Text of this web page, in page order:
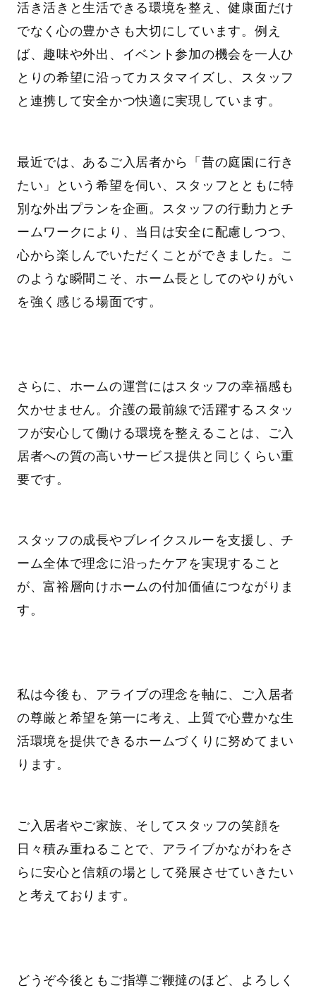
活き活きと生活できる環境を整え、健康面だけ
でなく心の豊かさも大切にしています。例え
ば、趣味や外出、イベント参加の機会を一人ひ
とりの希望に沿ってカスタマイズし、スタッフ
と連携して安全かつ快適に実現しています。
最近では、あるご入居者から「昔の庭園に行き
たい」という希望を伺い、スタッフとともに特
別な外出プランを企画。スタッフの行動力とチ
ームワークにより、当日は安全に配慮しつつ、
心から楽しんでいただくことができました。こ
のような瞬間こそ、ホーム長としてのやりがい
を強く感じる場面です。
さらに、ホームの運営にはスタッフの幸福感も
欠かせません。介護の最前線で活躍するスタッ
フが安心して働ける環境を整えることは、ご入
居者への質の高いサービス提供と同じくらい重
要です。
スタッフの成長やブレイクスルーを支援し、チ
ーム全体で理念に沿ったケアを実現すること
が、富裕層向けホームの付加価値につながりま
す。
私は今後も、アライブの理念を軸に、ご入居者
の尊厳と希望を第一に考え、上質で心豊かな生
活環境を提供できるホームづくりに努めてまい
ります。
ご入居者やご家族、そしてスタッフの笑顔を
日々積み重ねることで、アライブかながわをさ
らに安心と信頼の場として発展させていきたい
と考えております。
どうぞ今後ともご指導ご鞭撻のほど、よろしく